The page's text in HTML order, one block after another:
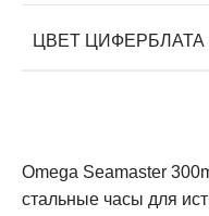
ЦВЕТ ЦИФЕРБЛАТА
Omega Seamaster
стальные часы для